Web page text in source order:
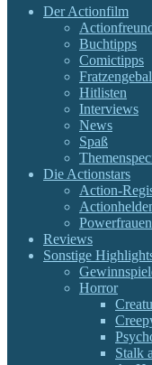
Der Actionfilm
Buchtipps
Comictipps
Hitlisten
Interviews
News
Spaß
Die Actionstars
Action-
Powerfrauen
Reviews
Sonstige
Horror
Stalk